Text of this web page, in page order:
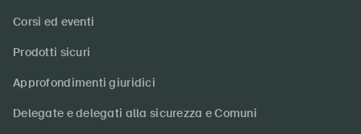
Corsi ed eventi
Prodotti sicuri
Approfondimenti giuridici
Delegate e delegati alla sicurezza e Comuni